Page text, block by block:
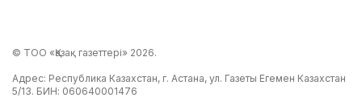
© ТОО «Қазақ газеттері» 2026.
Адрес: Республика Казахстан, г. Астана, ул. Газеты Егемен Казахстан
5/13. БИН: 060640001476